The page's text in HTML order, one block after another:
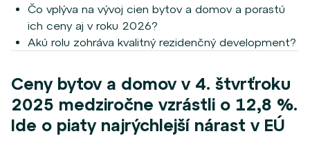
Čo vplýva na vývoj cien bytov a domov a porastú
ich ceny aj v roku 2026?
Akú rolu zohráva kvalitný rezidenčný development?
Ceny bytov a domov v 4. štvrťroku
2025 medziročne vzrástli o 12,8 %.
Ide o piaty najrýchlejší nárast v EÚ